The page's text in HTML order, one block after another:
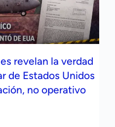
revelan la verdad
de Estados Unidos
no operativo